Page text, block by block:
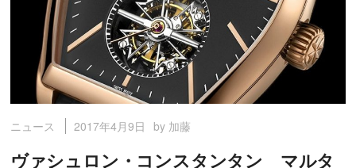
ニュース 2017年4月9日 by 加藤
ヴァシュロン・コンスタンタン マルタ